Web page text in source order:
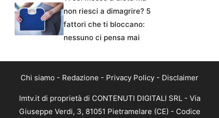
non riesci a dimagrire? 5
fattori che ti bloccano:
nessuno ci pensa mai
Chi siamo - Redazione - Privacy Policy - Disclaimer
Imtv.it di proprietà di CONTENUTI DIGITALI SRL - Via
Giuseppe Verdi, 3, 81051 Pietramelare (CE) - Codice